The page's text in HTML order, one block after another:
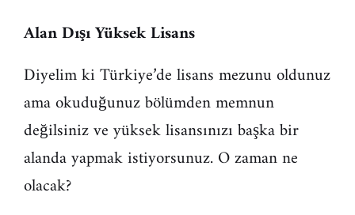
Alan Dışı Yüksek Lisans
Diyelim ki Türkiye’de lisans mezunu oldunuz
ama okuduğunuz bölümden memnun
değilsiniz ve yüksek lisansınızı başka bir
alanda yapmak istiyorsunuz. O zaman ne
olacak?